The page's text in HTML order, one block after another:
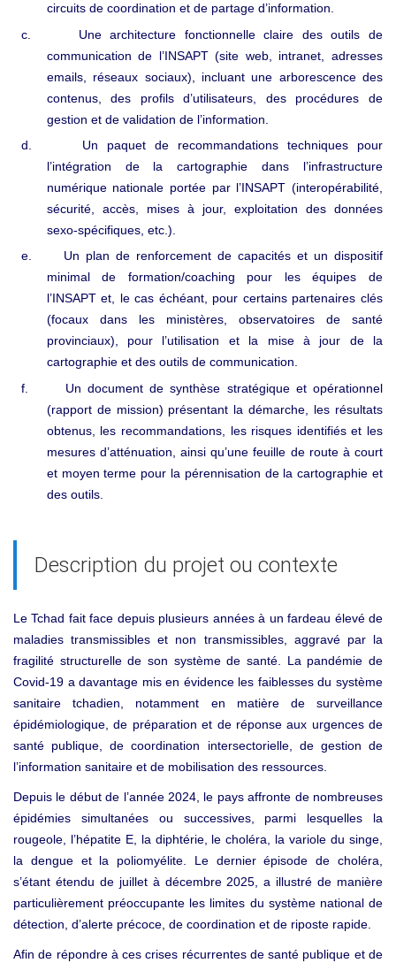
circuits de coordination et de partage d’information.
c.
Une architecture fonctionnelle claire des outils de
communication de l’INSAPT (site web, intranet, adresses
emails, réseaux sociaux), incluant une arborescence des
contenus, des profils d’utilisateurs, des procédures de
gestion et de validation de l’information.
d.
Un paquet de recommandations techniques pour
l’intégration de la cartographie dans l’infrastructure
numérique nationale portée par l’INSAPT (interopérabilité,
sécurité, accès, mises à jour, exploitation des données
sexo‑spécifiques, etc.).
e.
Un plan de renforcement de capacités et un dispositif
minimal de formation/coaching pour les équipes de
l’INSAPT et, le cas échéant, pour certains partenaires clés
(focaux dans les ministères, observatoires de santé
provinciaux), pour l’utilisation et la mise à jour de la
cartographie et des outils de communication.
f.
Un document de synthèse stratégique et opérationnel
(rapport de mission) présentant la démarche, les résultats
obtenus, les recommandations, les risques identifiés et les
mesures d’atténuation, ainsi qu’une feuille de route à court
et moyen terme pour la pérennisation de la cartographie et
des outils.
Description du projet ou contexte
Le Tchad fait face depuis plusieurs années à un fardeau élevé de
maladies transmissibles et non transmissibles, aggravé par la
fragilité structurelle de son système de santé. La pandémie de
Covid‑19 a davantage mis en évidence les faiblesses du système
sanitaire tchadien, notamment en matière de surveillance
épidémiologique, de préparation et de réponse aux urgences de
santé publique, de coordination intersectorielle, de gestion de
l’information sanitaire et de mobilisation des ressources.
Depuis le début de l’année 2024, le pays affronte de nombreuses
épidémies simultanées ou successives, parmi lesquelles la
rougeole, l’hépatite E, la diphtérie, le choléra, la variole du singe,
la dengue et la poliomyélite. Le dernier épisode de choléra,
s’étant étendu de juillet à décembre 2025, a illustré de manière
particulièrement préoccupante les limites du système national de
détection, d’alerte précoce, de coordination et de riposte rapide.
Afin de répondre à ces crises récurrentes de santé publique et de